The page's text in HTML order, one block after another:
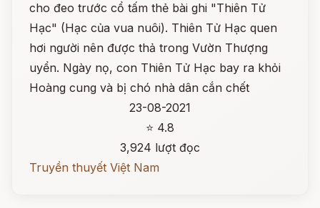
cho đeo trước cổ tấm thẻ bài ghi "Thiên Tử
Hạc" (Hạc của vua nuôi). Thiên Tử Hạc quen
hơi người nên được thả trong Vườn Thượng
uyển. Ngày nọ, con Thiên Tử Hạc bay ra khỏi
Hoàng cung và bị chó nhà dân cắn chết
23-08-2021
⭐ 4.8
3,924 lượt đọc
Truyền thuyết Việt Nam